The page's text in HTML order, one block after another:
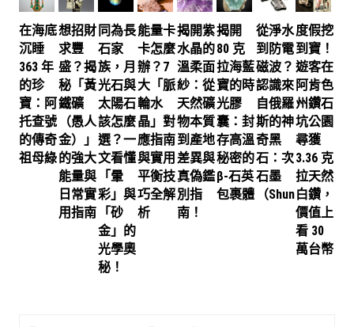
在海底
沉睡
363 年
的珍
寶：阿
托查號
的傳奇
祖母綠
想招財
求豐
盛？揭
秘「黃
鐵礦
（愚人
金）」
的強大
能量與
日常實
用指南
同為長
石家
族，月
光石與
太陽石
該怎麼
選？一
文看懂
「暈
彩」與
「砂
金」的
光學奧
秘！
能量卡
卡怎麼
辦？7
大「脈
輪水
晶」對
應指南
與實用
平衡技
巧全解
析
揭開紫
水晶的
溫柔面
紗：從
天然礦
物本質
到產地
差異與
真偽鑑
別指
南！
揭開
80 克
拉海藍
寶的時
光膠
囊：封
存高溫
秘密的
β-石英
包裹體
從淨水
到防電
磁波？
認識來
自俄羅
斯的神
奇黑
石：次
石墨
（Shungite）
度假挖
到寶！
遊客在
阿肯色
州鑽石
坑公園
尋獲
3.36 克
拉天然
白鑽，
價值上
看 30
萬台幣